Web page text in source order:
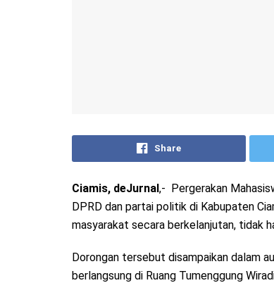
Share
Ciamis, deJurnal,- Pergerakan
DPRD dan partai politik di Kabupaten
masyarakat secara berkelanjutan, tidak
Dorongan tersebut disampaikan dalam
berlangsung di Ruang Tumenggung